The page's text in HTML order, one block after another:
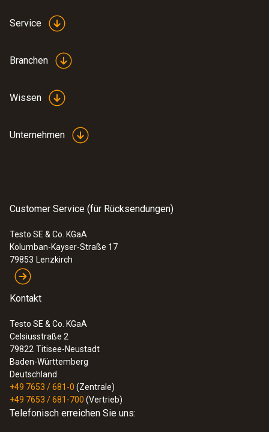
und Leckmengenmessgerät
2.140,81 €
Service
Branchen
Wissen
Unternehmen
Customer Service (für Rücksendungen)
Testo SE & Co. KGaA
Kolumban-Kayser-Straße 17
79853 Lenzkirch
Kontakt
Testo SE & Co. KGaA
Celsiusstraße 2
79822 Titisee-Neustadt
Baden-Württemberg
Deutschland
+49 7653 / 681-0 (Zentrale)
+49 7653 / 681-700 (Vertrieb)
Telefonisch erreichen Sie uns: